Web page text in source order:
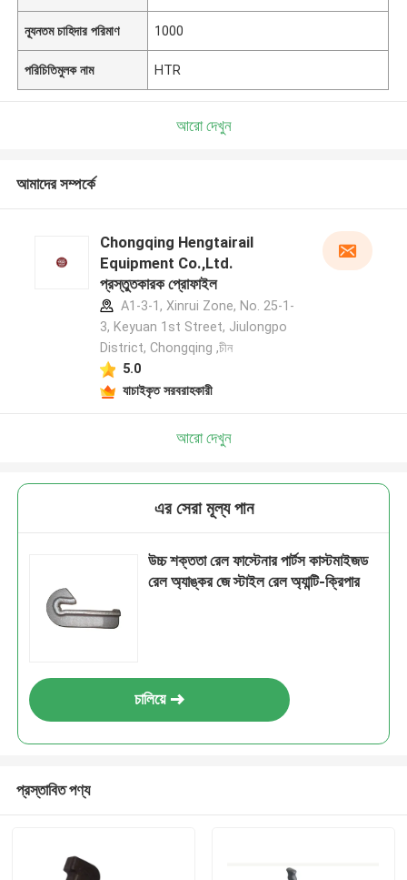
ন্যূনতম চাহিদার পরিমাণ 1000
পরিচিতিমুলক নাম HTR
আরো দেখুন
আমাদের সম্পর্কে
Chongqing Hengtairail
Equipment Co.,Ltd.
প্রস্তুতকারক প্রোফাইল
A1-3-1, Xinrui Zone, No. 25-1-
3, Keyuan 1st Street, Jiulongpo
District, Chongqing ,চীন
5.0
যাচাইকৃত সরবরাহকারী
আরো দেখুন
এর সেরা মূল্য পান
উচ্চ শক্ততা রেল ফাস্টেনার পার্টস কাস্টমাইজড
রেল অ্যাঙ্কর জে স্টাইল রেল অ্যান্টি-ক্রিপার
চালিয়ে
প্রস্তাবিত পণ্য